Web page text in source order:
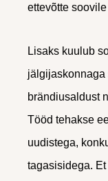
ettevõtte soovile
Lisaks kuulub
jälgijaskonnaga
brändiusaldust
Tööd tehakse
uudistega,
tagasisidega.